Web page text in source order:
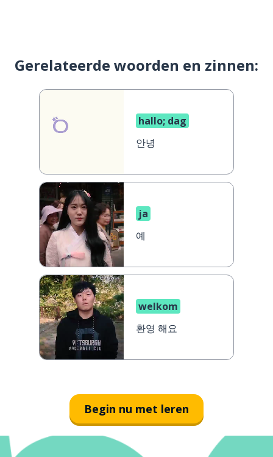
Gerelateerde woorden en zinnen:
hallo; dag
안녕
ja
예
welkom
환영 해요
Begin nu met leren